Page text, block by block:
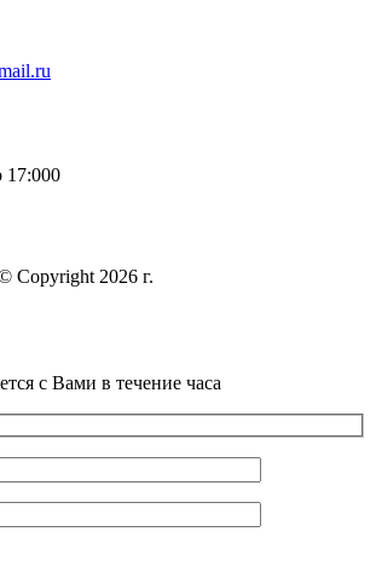
17:000
Copyright 2026 г.
с Вами в течение часа